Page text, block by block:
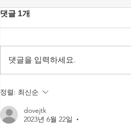
[조맹기 논평] 혐오가 놀이가
장관‘〉이 된다. 이게 말이 되는 소
리인가? 공산국가·전체주의·경찰
국가 아니면 자유주의·시장경제의
공산주의에 걸신이 들린 86 운동
권 세력임에 틀림이 없다. 이 나라
댓글 1개
댓글을 입력하세요.
정렬: 최신순
dovejtk
2023년 6월 22일
•